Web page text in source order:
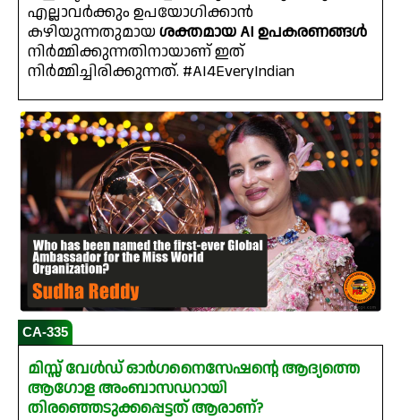
എല്ലാവർക്കും ഉപയോഗിക്കാൻ
കഴിയുന്നതുമായശക്തമായ AI ഉപകരണങ്ങൾ
നിർമ്മിക്കുന്നതിനായാണ് ഇത്
നിർമ്മിച്ചിരിക്കുന്നത്. #AI4EveryIndian
CA-335
മിസ്സ് വേൾഡ് ഓർഗനൈസേഷന്റെ ആദ്യത്തെ
ആഗോള അംബാസഡറായി
തിരഞ്ഞെടുക്കപ്പെട്ടത് ആരാണ്?